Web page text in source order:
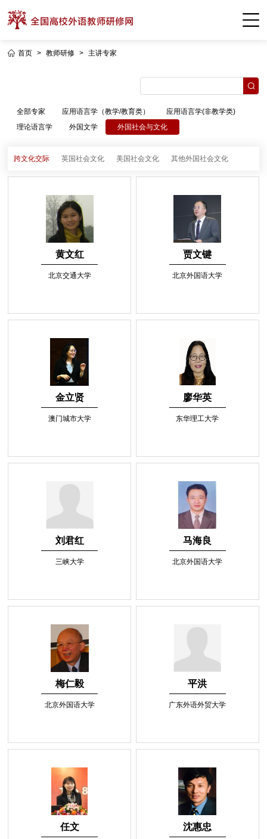
首页 > 教师研修 > 主讲专家
全部专家 应用语言学（教学/教育类）
应用语言学(非教学类)
理论语言学
外国文学 外国社会与文化
跨文化交际 英国社会文化 美国社会文化 其他外国社会文化
黄文红
北京交通大学
贾文键
北京外国语大学
金立贤
澳门城市大学
廖华英
东华理工大学
刘君红
三峡大学
马海良
北京外国语大学
梅仁毅
北京外国语大学
平洪
广东外语外贸大学
任文 沈惠忠